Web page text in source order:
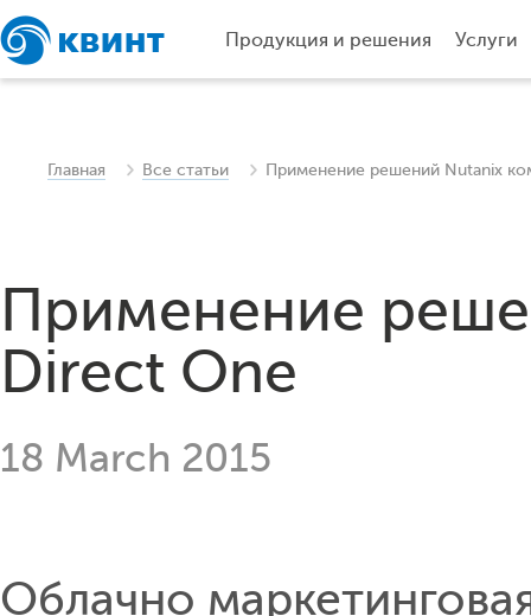
Продукция и решения Услуги
Главная Все статьи Применение решений Nutanix
Применение
Direct One
18 March 2015
Облачно